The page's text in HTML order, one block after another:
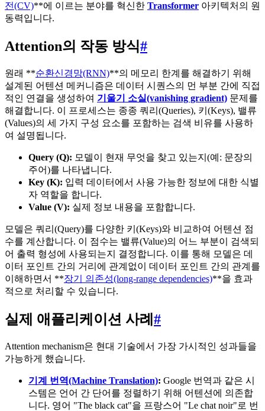
전(CV)**에 이르는 분야를 혁신한 Transformer 아키텍처의 원
동력입니다.
Attention의 작동 방식#
원래 **순환신경망(RNN)**의 메모리 한계를 해결하기 위해
설계된 어텐션 메커니즘은 데이터 시퀀스의 먼 부분 간에 직접
적인 연결을 생성하여 기울기 소실(vanishing gradient) 문제를
해결합니다. 이 프로세스는 종종 쿼리(Queries), 키(Keys), 밸류
(Values)의 세 가지 구성 요소를 포함하는 검색 비유를 사용하
여 설명됩니다.
Query (Q): 모델이 현재 무엇을 찾고 있는지(예: 문장의
주어)를 나타냅니다.
Key (K): 입력 데이터에서 사용 가능한 정보에 대한 식별
자 역할을 합니다.
Value (V): 실제 정보 내용을 포함합니다.
모델은 쿼리(Query)를 다양한 키(Keys)와 비교하여 어텐션 점
수를 계산합니다. 이 점수는 밸류(Value)의 어느 부분이 검색되
어 출력 형성에 사용되는지 결정합니다. 이를 통해 모델은 데
이터 포인트 간의 거리에 관계없이 데이터 포인트 간의 관계를
이해하면서 **장기 의존성(long-range dependencies)**을 효과
적으로 처리할 수 있습니다.
실제 애플리케이션 사례 #
Attention mechanism은 현대 기술에서 가장 가시적인 성과들을
가능하게 했습니다.
기계 번역(Machine Translation): Google 번역과 같은 시
스템은 언어 간 단어를 정렬하기 위해 어텐션에 의존합
니다. 영어 "The black cat"을 프랑스어 "Le chat noir"로 번